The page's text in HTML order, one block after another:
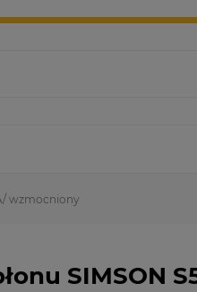
wzmocniony
SIMSON